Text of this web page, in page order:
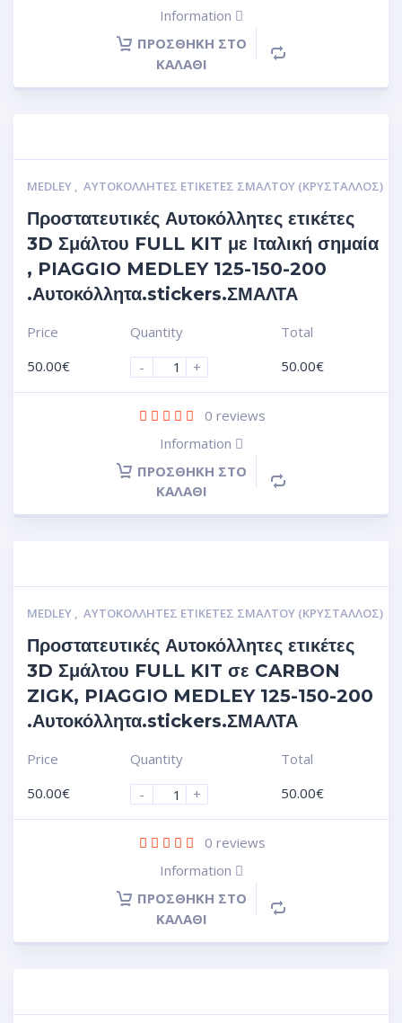
Information
ΠΡΟΣΘΉΚΗ ΣΤΟ
ΚΑΛΆΘΙ
MEDLEY , ΑΥΤΟΚΌΛΛΗΤΕΣ ΕΤΙΚΈΤΕΣ ΣΜΆΛΤΟΥ (ΚΡΥΣΤΑΛΛΟΣ)
Προστατευτικές Αυτοκόλλητες ετικέτες
3D Σμάλτου FULL KIT με Ιταλική σημαία
, PIAGGIO MEDLEY 125-150-200
.Αυτοκόλλητα.stickers.ΣΜΑΛΤΑ
Price
50.00€
Quantity
-
+
Total
50.00€
0 reviews
Information
ΠΡΟΣΘΉΚΗ ΣΤΟ
ΚΑΛΆΘΙ
MEDLEY , ΑΥΤΟΚΌΛΛΗΤΕΣ ΕΤΙΚΈΤΕΣ ΣΜΆΛΤΟΥ (ΚΡΥΣΤΑΛΛΟΣ)
Προστατευτικές Αυτοκόλλητες ετικέτες
3D Σμάλτου FULL KIT σε CARBON
ZIGK, PIAGGIO MEDLEY 125-150-200
.Αυτοκόλλητα.stickers.ΣΜΑΛΤΑ
Price
50.00€
Quantity
-
+
Total
50.00€
0 reviews
Information
ΠΡΟΣΘΉΚΗ ΣΤΟ
ΚΑΛΆΘΙ